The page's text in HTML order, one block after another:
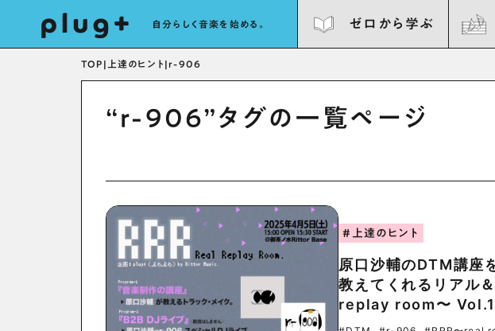
自分らしく音楽を始める。 ゼロから学ぶ
TOP | 上達のヒント |r-906
“r-906”タグの一覧ページ
#上達のヒント
原⼝沙輔のDTM講座
教えてくれるリアル
replay room〜 Vol.1